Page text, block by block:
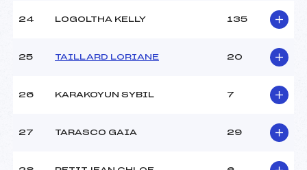
24 LOGOLTHA KELLY 135
25 TAILLARD LORIANE 20
26 KARAKOYUN SYBIL 7
27 TARASCO GAIA 29